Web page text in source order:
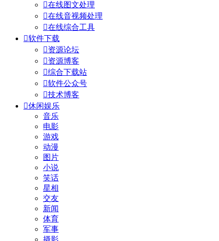
在线图文处理
在线音视频处理
在线综合工具
软件下载
资源论坛
资源博客
综合下载站
软件公众号
技术博客
休闲娱乐
音乐
电影
游戏
动漫
图片
小说
笑话
星相
交友
新闻
体育
军事
摄影